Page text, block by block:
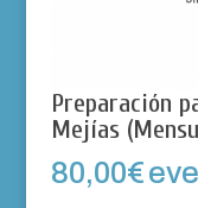
Preparación
Mejías
80,00€